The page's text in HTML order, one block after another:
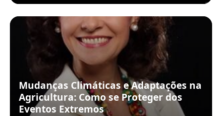
Mudanças Climáticas e Adaptações na
Agricultura: Como se Proteger dos
Eventos Extremos